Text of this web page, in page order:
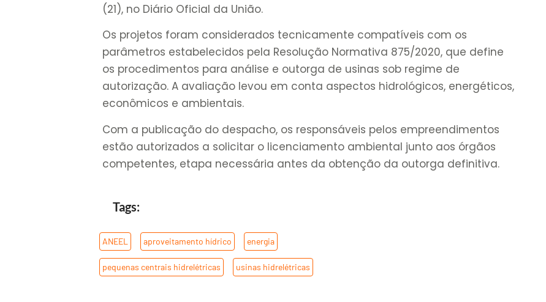
(21), no Diário Oficial da União.
Os projetos foram considerados tecnicamente compatíveis com os
parâmetros estabelecidos pela Resolução Normativa 875/2020, que define
os procedimentos para análise e outorga de usinas sob regime de
autorização. A avaliação levou em conta aspectos hidrológicos, energéticos,
econômicos e ambientais.
Com a publicação do despacho, os responsáveis pelos empreendimentos
estão autorizados a solicitar o licenciamento ambiental junto aos órgãos
competentes, etapa necessária antes da obtenção da outorga definitiva.
Tags:
ANEEL aproveitamento hídrico energia
pequenas centrais hidrelétricas usinas hidrelétricas